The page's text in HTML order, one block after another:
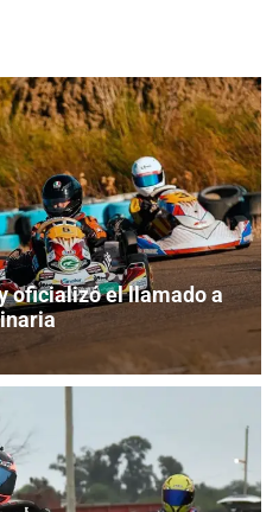
oficializó el llamado a